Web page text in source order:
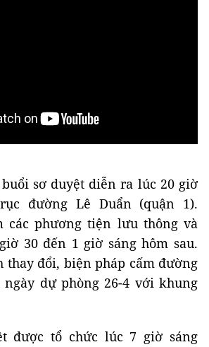
sơ duyệt diễn ra lúc 20 giờ
đường Lê Duẩn (quận 1).
các phương tiện lưu thông và
30 đến 1 giờ sáng hôm sau.
thay đổi, biện pháp cấm đường
ngày dự phòng 26-4 với khung
được tổ chức lúc 7 giờ sáng